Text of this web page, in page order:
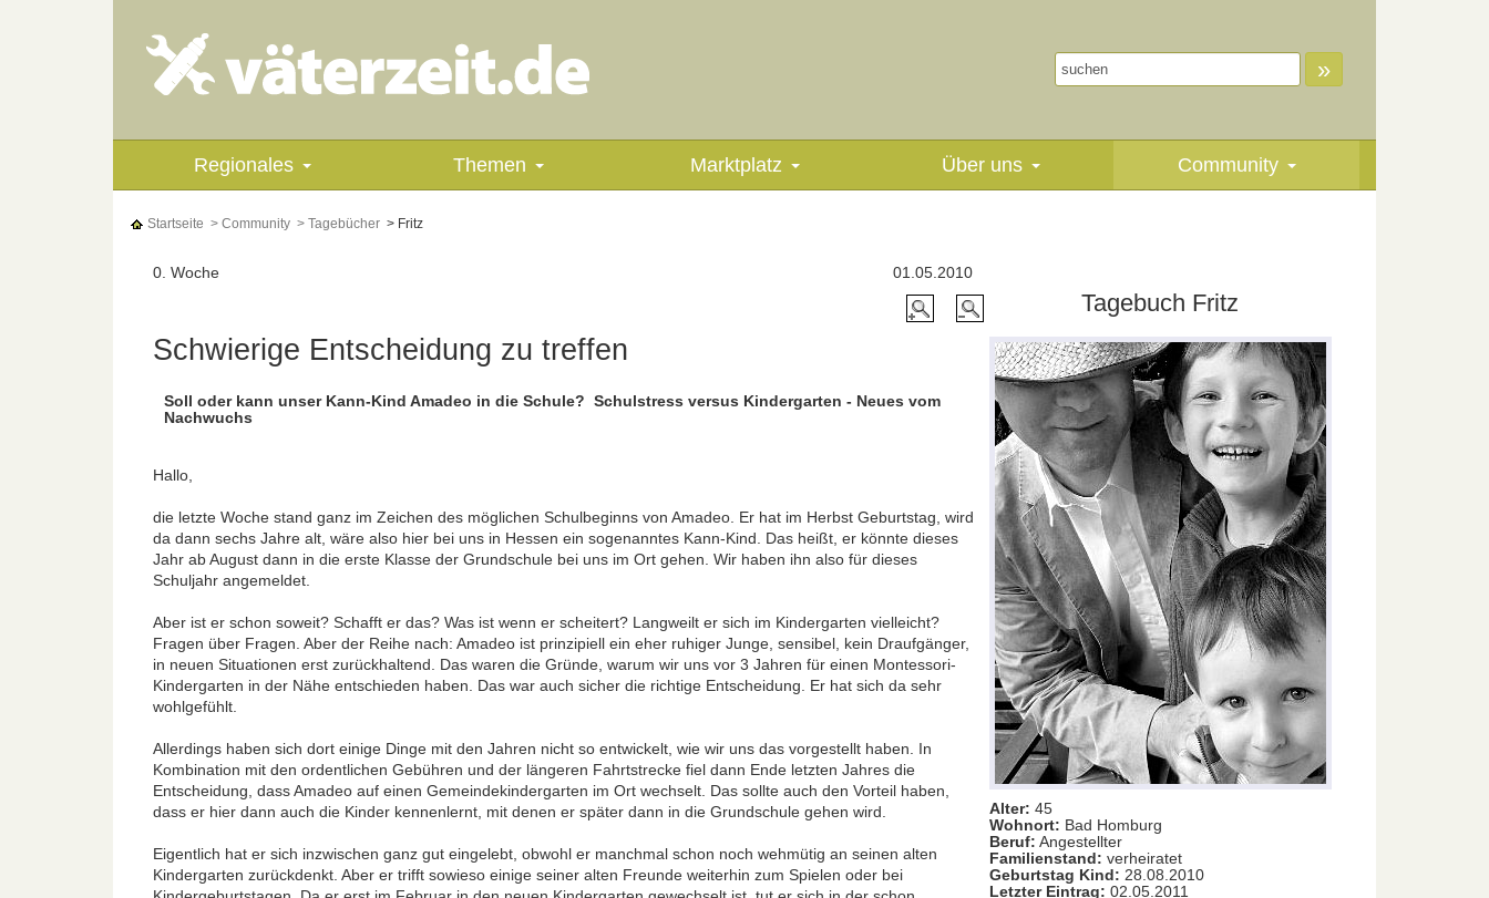
»
Regionales Themen Marktplatz Über uns Community
Startseite > Community > Tagebücher > Fritz
01.05.2010
0. Woche
Schwierige Entscheidung zu treffen
Soll oder kann unser Kann-Kind Amadeo in die Schule?  Schulstress versus Kindergarten - Neues vom
Nachwuchs
Hallo,
die letzte Woche stand ganz im Zeichen des möglichen Schulbeginns von Amadeo. Er hat im Herbst Geburtstag, wird
da dann sechs Jahre alt, wäre also hier bei uns in Hessen ein sogenanntes Kann-Kind. Das heißt, er könnte dieses
Jahr ab August dann in die erste Klasse der Grundschule bei uns im Ort gehen. Wir haben ihn also für dieses
Schuljahr angemeldet.
Aber ist er schon soweit? Schafft er das? Was ist wenn er scheitert? Langweilt er sich im Kindergarten vielleicht?
Fragen über Fragen. Aber der Reihe nach: Amadeo ist prinzipiell ein eher ruhiger Junge, sensibel, kein Draufgänger,
in neuen Situationen erst zurückhaltend. Das waren die Gründe, warum wir uns vor 3 Jahren für einen Montessori-
Kindergarten in der Nähe entschieden haben. Das war auch sicher die richtige Entscheidung. Er hat sich da sehr
wohlgefühlt.
Allerdings haben sich dort einige Dinge mit den Jahren nicht so entwickelt, wie wir uns das vorgestellt haben. In
Kombination mit den ordentlichen Gebühren und der längeren Fahrtstrecke fiel dann Ende letzten Jahres die
Entscheidung, dass Amadeo auf einen Gemeindekindergarten im Ort wechselt. Das sollte auch den Vorteil haben,
dass er hier dann auch die Kinder kennenlernt, mit denen er später dann in die Grundschule gehen wird.
Eigentlich hat er sich inzwischen ganz gut eingelebt, obwohl er manchmal schon noch wehmütig an seinen alten
Kindergarten zurückdenkt. Aber er trifft sowieso einige seiner alten Freunde weiterhin zum Spielen oder bei
Tagebuch Fritz
Alter: 45
Wohnort: Bad Homburg
Beruf: Angestellter
Familienstand: verheiratet
Geburtstag Kind: 28.08.2010
Letzter Eintrag: 02.05.2011